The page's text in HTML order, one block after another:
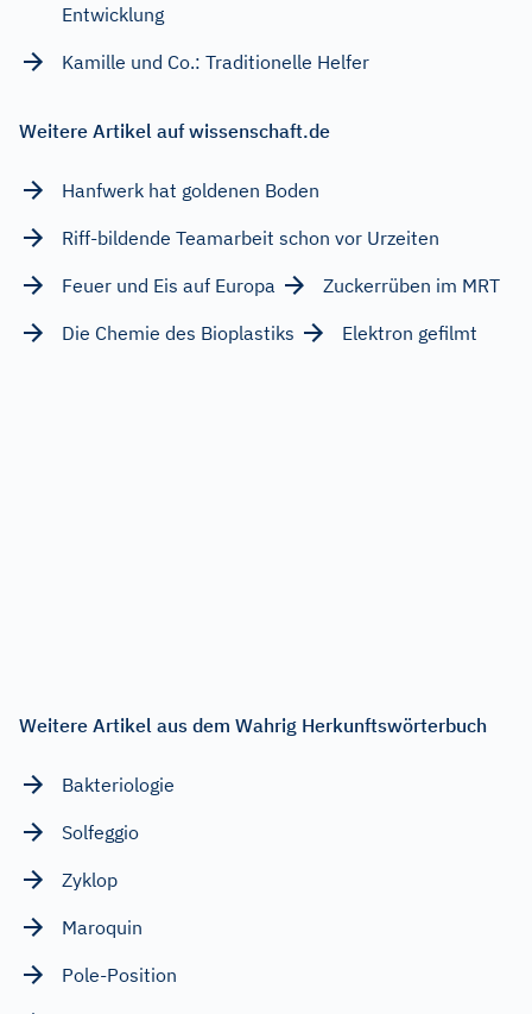
Entwicklung
Kamille und Co.: Traditionelle Helfer
Weitere Artikel auf wissenschaft.de
Hanfwerk hat goldenen Boden
Riff-bildende Teamarbeit schon vor Urzeiten
Feuer und Eis auf Europa
Zuckerrüben im MRT
Die Chemie des Bioplastiks
Elektron gefilmt
Weitere Artikel aus dem Wahrig Herkunftswörterbuch
Bakteriologie
Solfeggio
Zyklop
Maroquin
Pole-Position